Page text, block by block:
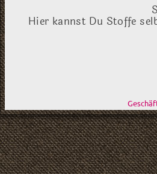
Hier kannst Du Stoffe